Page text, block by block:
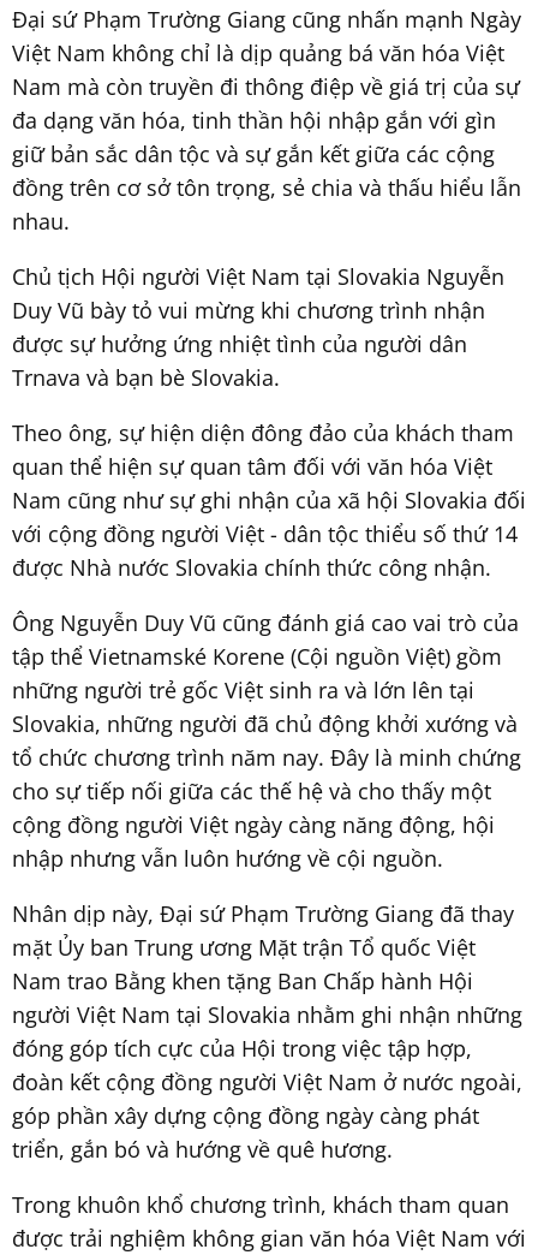
Đại sứ Phạm Trường Giang cũng nhấn mạnh Ngày
Việt Nam không chỉ là dịp quảng bá văn hóa Việt
Nam mà còn truyền đi thông điệp về giá trị của sự
đa dạng văn hóa, tinh thần hội nhập gắn với gìn
giữ bản sắc dân tộc và sự gắn kết giữa các cộng
đồng trên cơ sở tôn trọng, sẻ chia và thấu hiểu lẫn
nhau.
Chủ tịch Hội người Việt Nam tại Slovakia Nguyễn
Duy Vũ bày tỏ vui mừng khi chương trình nhận
được sự hưởng ứng nhiệt tình của người dân
Trnava và bạn bè Slovakia.
Theo ông, sự hiện diện đông đảo của khách tham
quan thể hiện sự quan tâm đối với văn hóa Việt
Nam cũng như sự ghi nhận của xã hội Slovakia đối
với cộng đồng người Việt - dân tộc thiểu số thứ 14
được Nhà nước Slovakia chính thức công nhận.
Ông Nguyễn Duy Vũ cũng đánh giá cao vai trò của
tập thể Vietnamské Korene (Cội nguồn Việt) gồm
những người trẻ gốc Việt sinh ra và lớn lên tại
Slovakia, những người đã chủ động khởi xướng và
tổ chức chương trình năm nay. Đây là minh chứng
cho sự tiếp nối giữa các thế hệ và cho thấy một
cộng đồng người Việt ngày càng năng động, hội
nhập nhưng vẫn luôn hướng về cội nguồn.
Nhân dịp này, Đại sứ Phạm Trường Giang đã thay
mặt Ủy ban Trung ương Mặt trận Tổ quốc Việt
Nam trao Bằng khen tặng Ban Chấp hành Hội
người Việt Nam tại Slovakia nhằm ghi nhận những
đóng góp tích cực của Hội trong việc tập hợp,
đoàn kết cộng đồng người Việt Nam ở nước ngoài,
góp phần xây dựng cộng đồng ngày càng phát
triển, gắn bó và hướng về quê hương.
Trong khuôn khổ chương trình, khách tham quan
được trải nghiệm không gian văn hóa Việt Nam với